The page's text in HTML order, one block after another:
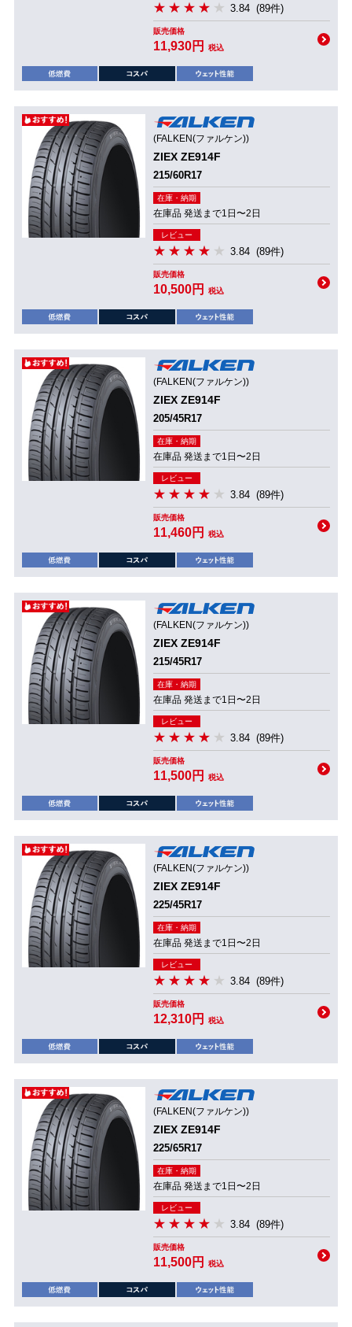
3.84 (89件)
販売価格
11,930円 税込
(FALKEN(ファルケン))
ZIEX ZE914F
215/60R17
在庫・納期
在庫品 発送まで1日〜2日
レビュー
3.84 (89件)
販売価格
10,500円 税込
(FALKEN(ファルケン))
ZIEX ZE914F
205/45R17
在庫・納期
在庫品 発送まで1日〜2日
レビュー
3.84 (89件)
販売価格
11,460円 税込
(FALKEN(ファルケン))
ZIEX ZE914F
215/45R17
在庫・納期
在庫品 発送まで1日〜2日
レビュー
3.84 (89件)
販売価格
11,500円 税込
(FALKEN(ファルケン))
ZIEX ZE914F
225/45R17
在庫・納期
在庫品 発送まで1日〜2日
レビュー
3.84 (89件)
販売価格
12,310円 税込
(FALKEN(ファルケン))
ZIEX ZE914F
225/65R17
在庫・納期
在庫品 発送まで1日〜2日
レビュー
3.84 (89件)
販売価格
11,500円 税込